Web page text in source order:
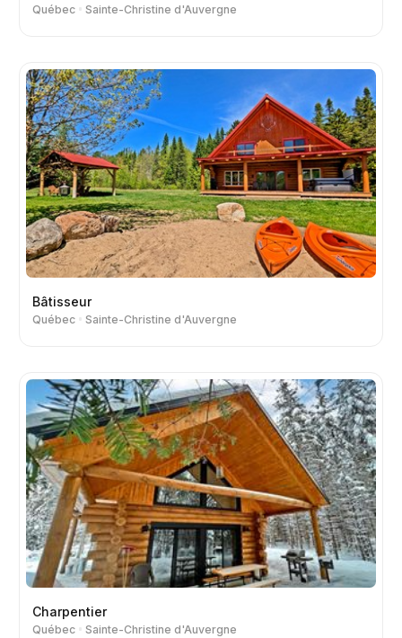
Québec Sainte-Christine d'Auvergne
Bâtisseur
Québec Sainte-Christine d'Auvergne
Charpentier
Québec Sainte-Christine d'Auvergne